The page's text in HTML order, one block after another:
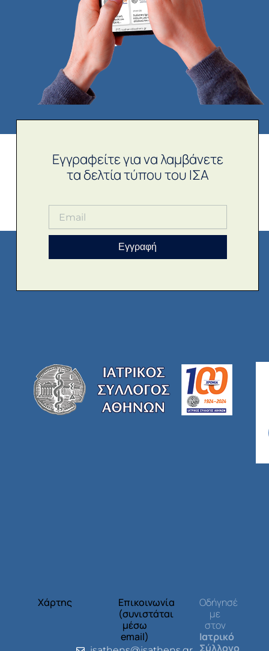
Εγγραφείτε για να λαμβάνετε
τα δελτία τύπου του ΙΣΑ
Εγγραφή
Χάρτης
Επικοινωνία
(συνιστάται
μέσω
email)
Οδήγησέ
με
στον
Ιατρικό
Σύλλογο